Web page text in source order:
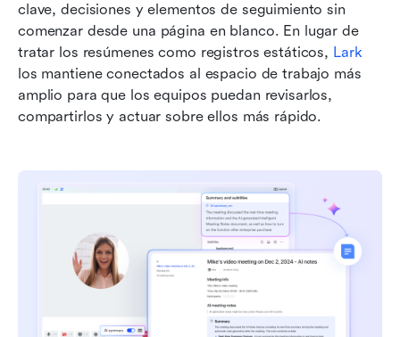
clave, decisiones y elementos de seguimiento sin
comenzar desde una página en blanco. En lugar de
tratar los resúmenes como registros estáticos, Lark
los mantiene conectados al espacio de trabajo más
amplio para que los equipos puedan revisarlos,
compartirlos y actuar sobre ellos más rápido.